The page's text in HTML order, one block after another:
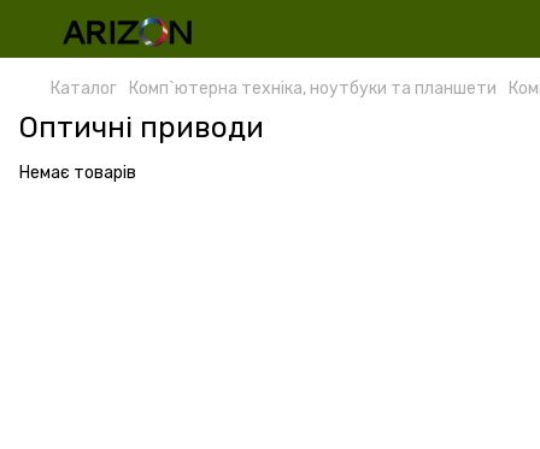
Каталог Комп`ютерна техніка, ноутбуки та планшети
Оптичні приводи
Немає товарів